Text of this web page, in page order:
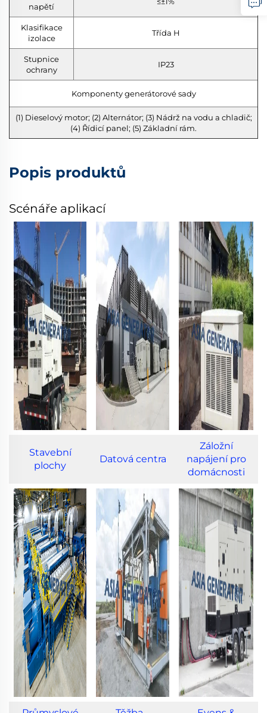
napětí
Klasifikace
izolace
Třída H
Stupnice
ochrany
IP23
Komponenty generátorové sady
(1) Dieselový motor; (2) Alternátor; (3) Nádrž na vodu a chladič;
(4) Řídicí panel; (5) Základní rám.
Popis produktů
Scénáře aplikací
Stavební
plochy
Datová centra
Záložní
napájení pro
domácnosti